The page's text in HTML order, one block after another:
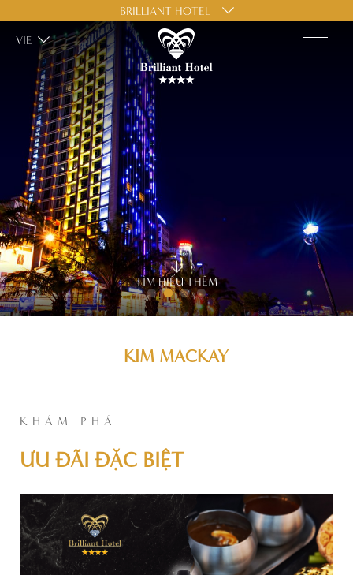
TÌM HIỂU THÊM
VIE
BRILLIANT HOTEL
KIM MACKAY
KHÁM PHÁ
ƯU ĐÃI ĐẶC BIỆT